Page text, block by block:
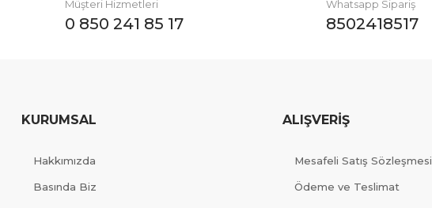
Müşteri Hizmetleri
0 850 241 85 17
Whatsapp Sipariş
8502418517
KURUMSAL
Hakkımızda
Basında Biz
ALIŞVERİŞ
Mesafeli Satış Sözleşmesi
Ödeme ve Teslimat